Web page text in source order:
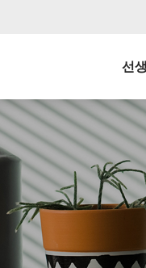
선